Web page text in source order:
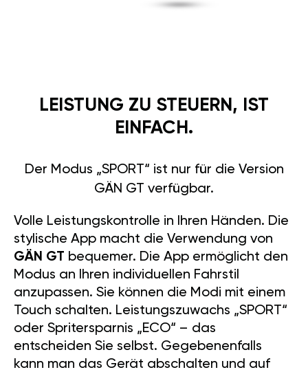
LEISTUNG ZU STEUERN, IST
EINFACH.
Der Modus „SPORT“ ist nur für die Version
GÄN GT verfügbar.
Volle Leistungskontrolle in Ihren Händen. Die
stylische App macht die Verwendung von
GÄN GT bequemer. Die App ermöglicht den
Modus an Ihren individuellen Fahrstil
anzupassen. Sie können die Modi mit einem
Touch schalten. Leistungszuwachs „SPORT“
oder Spritersparnis „ECO“ – das
entscheiden Sie selbst. Gegebenenfalls
kann man das Gerät abschalten und auf